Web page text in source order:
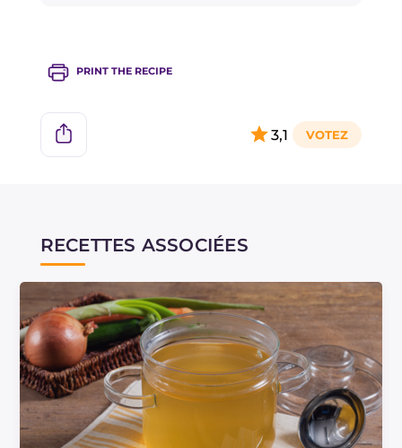
PRINT THE RECIPE
3,1
RECETTES ASSOCIÉES